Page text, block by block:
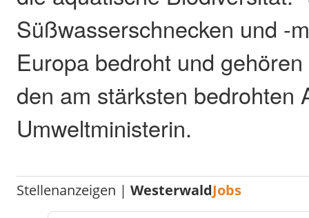
Süßwasserschnecken und -
Europa bedroht und
den am stärksten bedrohten
Umweltministerin.
Stellenanzeigen |WesterwaldJobs